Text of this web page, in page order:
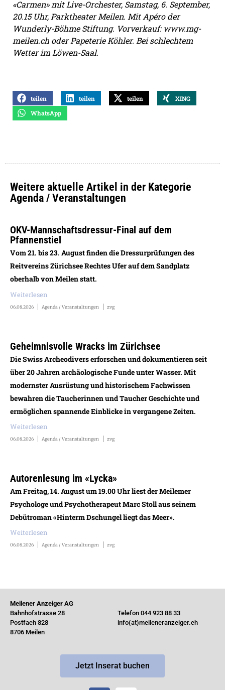
«Carmen» mit Live-Orchester, Samstag, 6. September,
20.15 Uhr, Parktheater Meilen. Mit Apéro der
Wunderly-Böhme Stiftung. Vorverkauf: www.mg-
meilen.ch oder Papeterie Köhler. Bei schlechtem
Wetter im Löwen-Saal.
teilen teilen teilen
XING
WhatsApp
Weitere aktuelle Artikel in der Kategorie
Agenda / Veranstaltungen
OKV-Mannschaftsdressur-Final auf dem
Pfannenstiel
Vom 21. bis 23. August finden die Dressurprüfungen des
Reitvereins Zürichsee Rechtes Ufer auf dem Sandplatz
oberhalb von Meilen statt.
Weiterlesen
06.08.2026 Agenda / Veranstaltungen zvg
Geheimnisvolle Wracks im Zürichsee
Die Swiss Archeodivers erforschen und dokumentieren seit
über 20 Jahren archäologische Funde unter Wasser. Mit
modernster Ausrüstung und historischem Fachwissen
bewahren die Taucherinnen und Taucher Geschichte und
ermöglichen spannende Einblicke in vergangene Zeiten.
Weiterlesen
06.08.2026 Agenda / Veranstaltungen zvg
Autorenlesung im «Lycka»
Am Freitag, 14. August um 19.00 Uhr liest der Meilemer
Psychologe und Psychotherapeut Marc Stoll aus seinem
Debütroman «Hinterm Dschungel liegt das Meer».
Weiterlesen
06.08.2026 Agenda / Veranstaltungen zvg
Meilener Anzeiger AG
Bahnhofstrasse 28
Postfach 828
8706 Meilen
Telefon 044 923 88 33
info(at)meileneranzeiger.ch
Jetzt Inserat buchen